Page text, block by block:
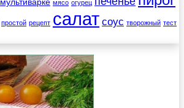
мясо огурец
простой рецепт салат соус творожный тест